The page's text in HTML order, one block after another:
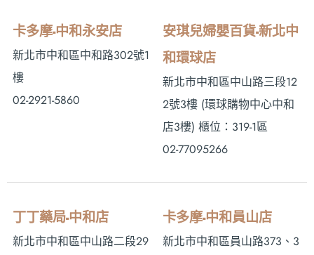
卡多摩-中和永安店
新北市中和區中和路302號1
樓
02-2921-5860
安琪兒婦嬰百貨-新北中
和環球店
新北市中和區中山路三段12
2號3樓 (環球購物中心中和
店3樓) 櫃位：319-1區
02-77095266
丁丁藥局-中和店
新北市中和區中山路二段29
卡多摩-中和員山店
新北市中和區員山路373、3